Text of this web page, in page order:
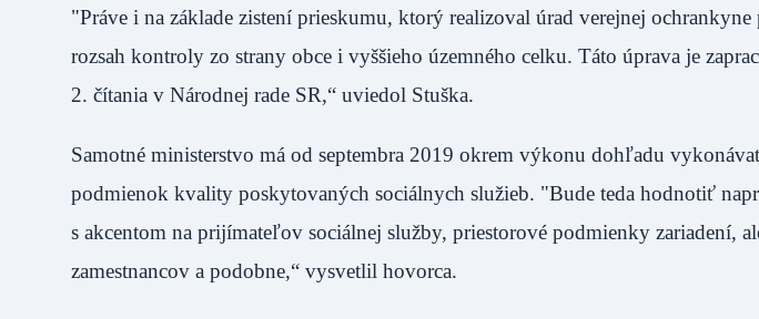
"Práve i na základe zistení prieskumu, ktorý realizoval úrad verejnej ochrankyne
rozsah kontroly zo strany obce i vyššieho územného celku. Táto úprava je
2. čítania v Národnej rade SR,“ uviedol Stuška.
Samotné ministerstvo má od septembra 2019 okrem výkonu dohľadu
podmienok kvality poskytovaných sociálnych služieb. "Bude teda hodnotiť
s akcentom na prijímateľov sociálnej služby, priestorové podmienky zariadení,
zamestnancov a podobne,“ vysvetlil hovorca.